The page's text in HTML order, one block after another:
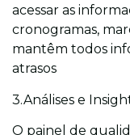
acessar as
cronogramas,
mantêm todos
atrasos
3.Análises e
O painel de